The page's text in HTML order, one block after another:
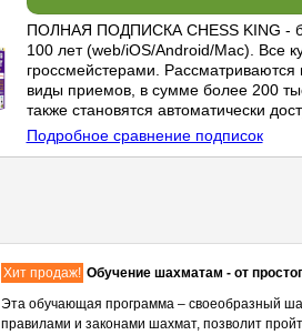
ПОЛНАЯ ПОДПИСКА CHESS KING -
100 лет (web/iOS/Android/Mac). Все
гроссмейстерами.
виды приемов, в сумме более 200
также становятся автоматически
Подробное сравнение подписок
Хит продаж! Обучение шахматам - от
Эта обучающая программа – своеобразный
правилами и законами шахмат, позволит